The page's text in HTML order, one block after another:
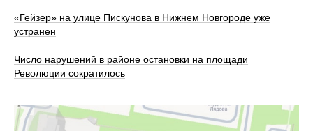
«Гейзер» на улице Пискунова в Нижнем Новгороде уже
устранен
Число нарушений в районе остановки на площади
Революции сократилось